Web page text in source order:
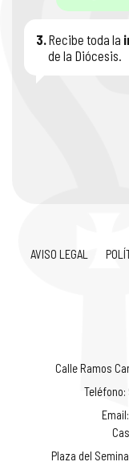
3.Recibe toda la
de la Diócesis.
AVISO LEGAL
Calle Ramos
Teléfono:
Email:
Plaza del